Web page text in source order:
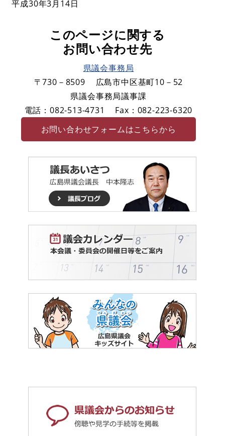
平成30年3月14日
このページに関する
お問い合わせ先
県議会事務局
〒730－8509
広島市中区基町10－52
県議会事務局議事課
電話：082-513-4731
Fax：082-223-6320
お問い合わせフォームはこちらから